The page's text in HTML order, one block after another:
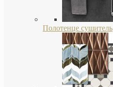
Полотенце сушитель